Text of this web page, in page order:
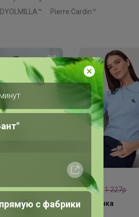
Pierre Cardin™
1 227р
575р
Bilsen Store Kadın
Tamamı 925 Ayar
с фабрики